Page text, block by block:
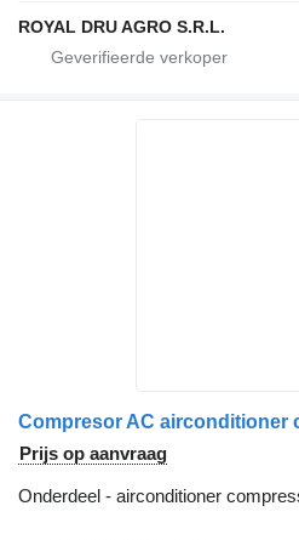
ROYAL DRU AGRO S.R.L.
Prijs op aanvraag
Onderdeel - airconditioner